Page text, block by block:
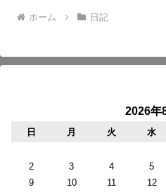
ホーム 日記
2026年
日 月 火 水
2
3 4 5
9
10 11 12